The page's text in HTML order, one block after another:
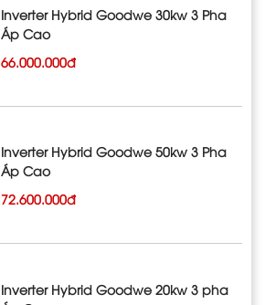
Inverter Hybrid Goodwe 30kw 3 Pha
Áp Cao
66.000.000đ
Inverter Hybrid Goodwe 50kw 3 Pha
Áp Cao
72.600.000đ
Inverter Hybrid Goodwe 20kw 3 pha